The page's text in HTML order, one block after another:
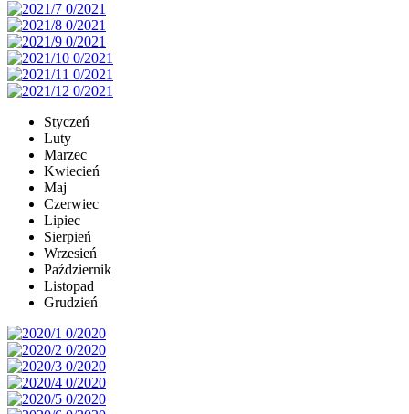
Styczeń
Luty
Marzec
Kwiecień
Maj
Czerwiec
Lipiec
Sierpień
Wrzesień
Październik
Listopad
Grudzień